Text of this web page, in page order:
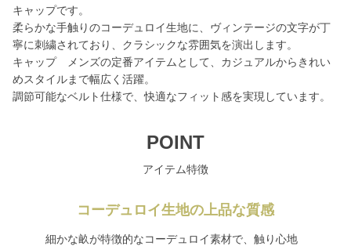
キャップです。
柔らかな手触りのコーデュロイ生地に、ヴィンテージの文字が丁
寧に刺繍されており、クラシックな雰囲気を演出します。
キャップ メンズの定番アイテムとして、カジュアルからきれい
めスタイルまで幅広く活躍。
調節可能なベルト仕様で、快適なフィット感を実現しています。
POINT
アイテム特徴
コーデュロイ生地の上品な質感
細かな畝が特徴的なコーデュロイ素材で、触り心地